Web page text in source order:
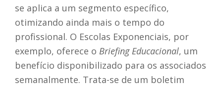
se aplica a um segmento específico,
otimizando ainda mais o tempo do
profissional. O Escolas Exponenciais, por
exemplo, oferece o Briefing Educacional, um
benefício disponibilizado para os associados
semanalmente. Trata-se de um boletim